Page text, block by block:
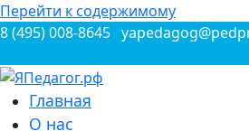
Перейти к содержимому
8 (495) 008-8645
ЯПедагог.рф
Всероссийские конкурсы для
Главная
О нас